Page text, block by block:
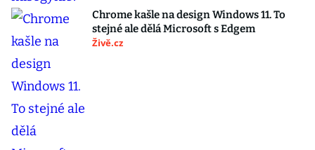
Chrome kašle na design Windows 11. To
stejné ale dělá Microsoft s Edgem
Živě.cz